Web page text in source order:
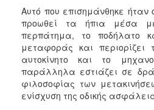
Αυτό που επισημάνθηκε ήταν
προωθεί τα ήπια μέσα
περπάτημα, το ποδήλατο
μεταφοράς και
αυτοκίνητο και το
παράλληλα εστιάζει σε
φιλοσοφίας των
ενίσχυση της οδικής